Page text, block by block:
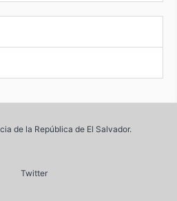
de la República de El Salvador.
Twitter